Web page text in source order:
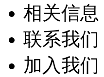
相关信息
联系我们
加入我们